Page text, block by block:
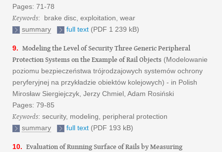
Pages: 71-78
Keywords: brake disc, exploitation, wear
summary
full text (PDF 1 239 kB)
9. Modeling the Level of Security Three Generic Peripheral
Protection Systems on the Example of Rail Objects (Modelowanie
poziomu bezpieczeństwa trójrodzajowych systemów ochrony
peryferyjnej na przykładzie obiektów kolejowych) - in Polish
Mirosław Siergiejczyk, Jerzy Chmiel, Adam Rosiński
Pages: 79-85
Keywords: security, modeling, peripheral protection
summary
full text (PDF 193 kB)
10. Evaluation of Running Surface of Rails by Measuring